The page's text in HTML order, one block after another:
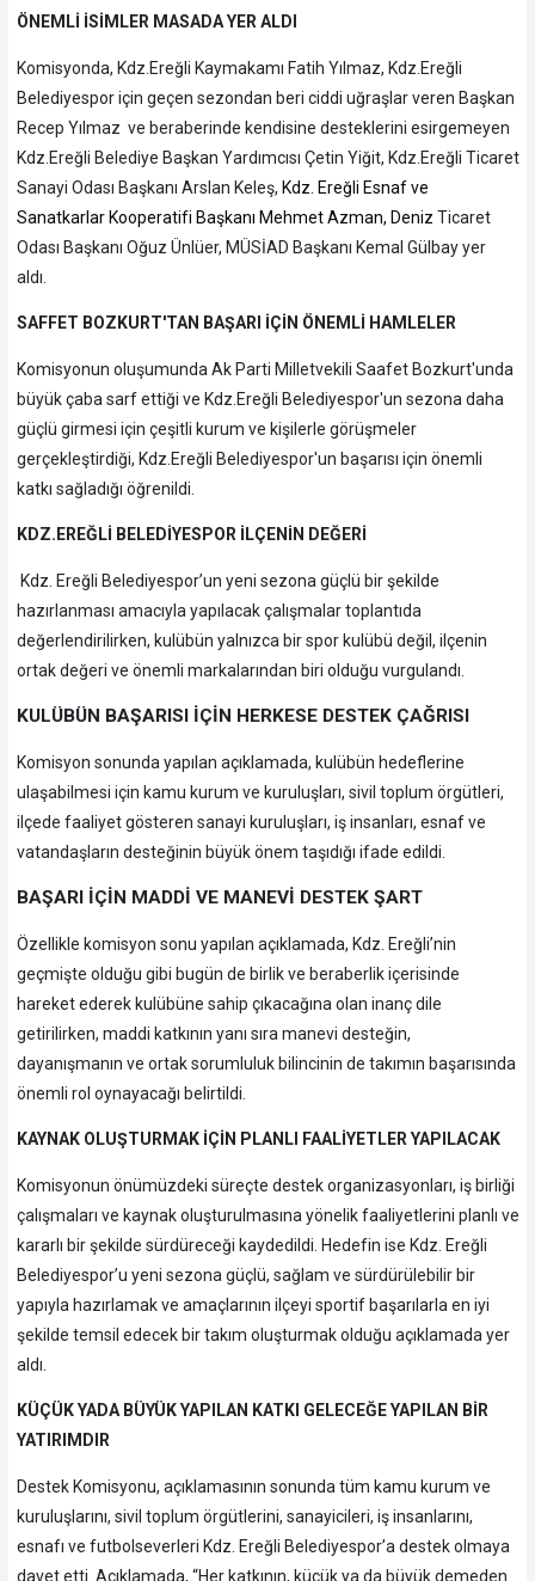
ÖNEMLİ İSİMLER MASADA YER ALDI
Komisyonda, Kdz.Ereğli Kaymakamı Fatih Yılmaz, Kdz.Ereğli
Belediyespor için geçen sezondan beri ciddi uğraşlar veren Başkan
Recep Yılmaz ve beraberinde kendisine desteklerini esirgemeyen
Kdz.Ereğli Belediye Başkan Yardımcısı Çetin Yiğit, Kdz.Ereğli Ticaret
Sanayi Odası Başkanı Arslan Keleş, Kdz. Ereğli Esnaf ve
Sanatkarlar Kooperatifi Başkanı Mehmet Azman, Deniz Ticaret
Odası Başkanı Oğuz Ünlüer, MÜSİAD Başkanı Kemal Gülbay yer
aldı.
SAFFET BOZKURT'TAN BAŞARI İÇİN ÖNEMLİ HAMLELER
Komisyonun oluşumunda Ak Parti Milletvekili Saafet Bozkurt'unda
büyük çaba sarf ettiği ve Kdz.Ereğli Belediyespor'un sezona daha
güçlü girmesi için çeşitli kurum ve kişilerle görüşmeler
gerçekleştirdiği, Kdz.Ereğli Belediyespor'un başarısı için önemli
katkı sağladığı öğrenildi.
KDZ.EREĞLİ BELEDİYESPOR İLÇENİN DEĞERİ
Kdz. Ereğli Belediyespor’un yeni sezona güçlü bir şekilde
hazırlanması amacıyla yapılacak çalışmalar toplantıda
değerlendirilirken, kulübün yalnızca bir spor kulübü değil, ilçenin
ortak değeri ve önemli markalarından biri olduğu vurgulandı.
KULÜBÜN BAŞARISI İÇİN HERKESE DESTEK ÇAĞRISI
Komisyon sonunda yapılan açıklamada, kulübün hedeflerine
ulaşabilmesi için kamu kurum ve kuruluşları, sivil toplum örgütleri,
ilçede faaliyet gösteren sanayi kuruluşları, iş insanları, esnaf ve
vatandaşların desteğinin büyük önem taşıdığı ifade edildi.
BAŞARI İÇİN MADDİ VE MANEVİ DESTEK ŞART
Özellikle komisyon sonu yapılan açıklamada, Kdz. Ereğli’nin
geçmişte olduğu gibi bugün de birlik ve beraberlik içerisinde
hareket ederek kulübüne sahip çıkacağına olan inanç dile
getirilirken, maddi katkının yanı sıra manevi desteğin,
dayanışmanın ve ortak sorumluluk bilincinin de takımın başarısında
önemli rol oynayacağı belirtildi.
KAYNAK OLUŞTURMAK İÇİN PLANLI FAALİYETLER YAPILACAK
Komisyonun önümüzdeki süreçte destek organizasyonları, iş birliği
çalışmaları ve kaynak oluşturulmasına yönelik faaliyetlerini planlı ve
kararlı bir şekilde sürdüreceği kaydedildi. Hedefin ise Kdz. Ereğli
Belediyespor’u yeni sezona güçlü, sağlam ve sürdürülebilir bir
yapıyla hazırlamak ve amaçlarının ilçeyi sportif başarılarla en iyi
şekilde temsil edecek bir takım oluşturmak olduğu açıklamada yer
aldı.
KÜÇÜK YADA BÜYÜK YAPILAN KATKI GELECEĞE YAPILAN BİR
YATIRIMDIR
Destek Komisyonu, açıklamasının sonunda tüm kamu kurum ve
kuruluşlarını, sivil toplum örgütlerini, sanayicileri, iş insanlarını,
esnafı ve futbolseverleri Kdz. Ereğli Belediyespor’a destek olmaya
davet etti. Açıklamada, “Her katkının, küçük ya da büyük demeden